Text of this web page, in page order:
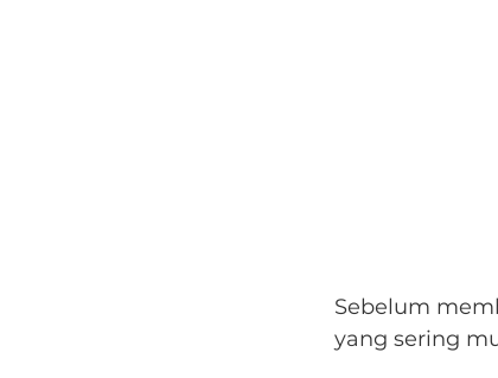
Sebelum
yang sering